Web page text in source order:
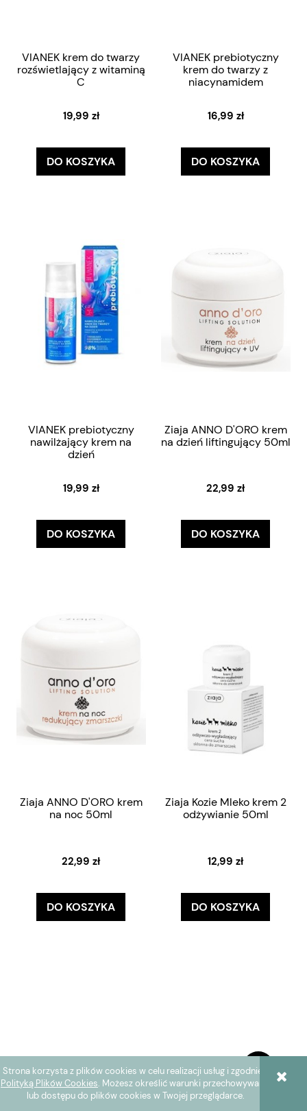
Strona korzysta z plików cookies w celu realizacji usług i zgodnie z
Polityką Plików Cookies. Możesz określić warunki przechowywania
lub dostępu do plików cookies w Twojej przeglądarce.
VIANEK krem do twarzy
rozświetlający z witaminą
C
19,99 zł
DO KOSZYKA
VIANEK prebiotyczny
krem do twarzy z
niacynamidem
16,99 zł
DO KOSZYKA
VIANEK prebiotyczny
nawilżający krem na
dzień
19,99 zł
DO KOSZYKA
Ziaja ANNO D'ORO krem
na dzień liftingujący 50ml
22,99 zł
DO KOSZYKA
Ziaja ANNO D'ORO krem
na noc 50ml
22,99 zł
DO KOSZYKA
Ziaja Kozie Mleko krem 2
odżywianie 50ml
12,99 zł
DO KOSZYKA